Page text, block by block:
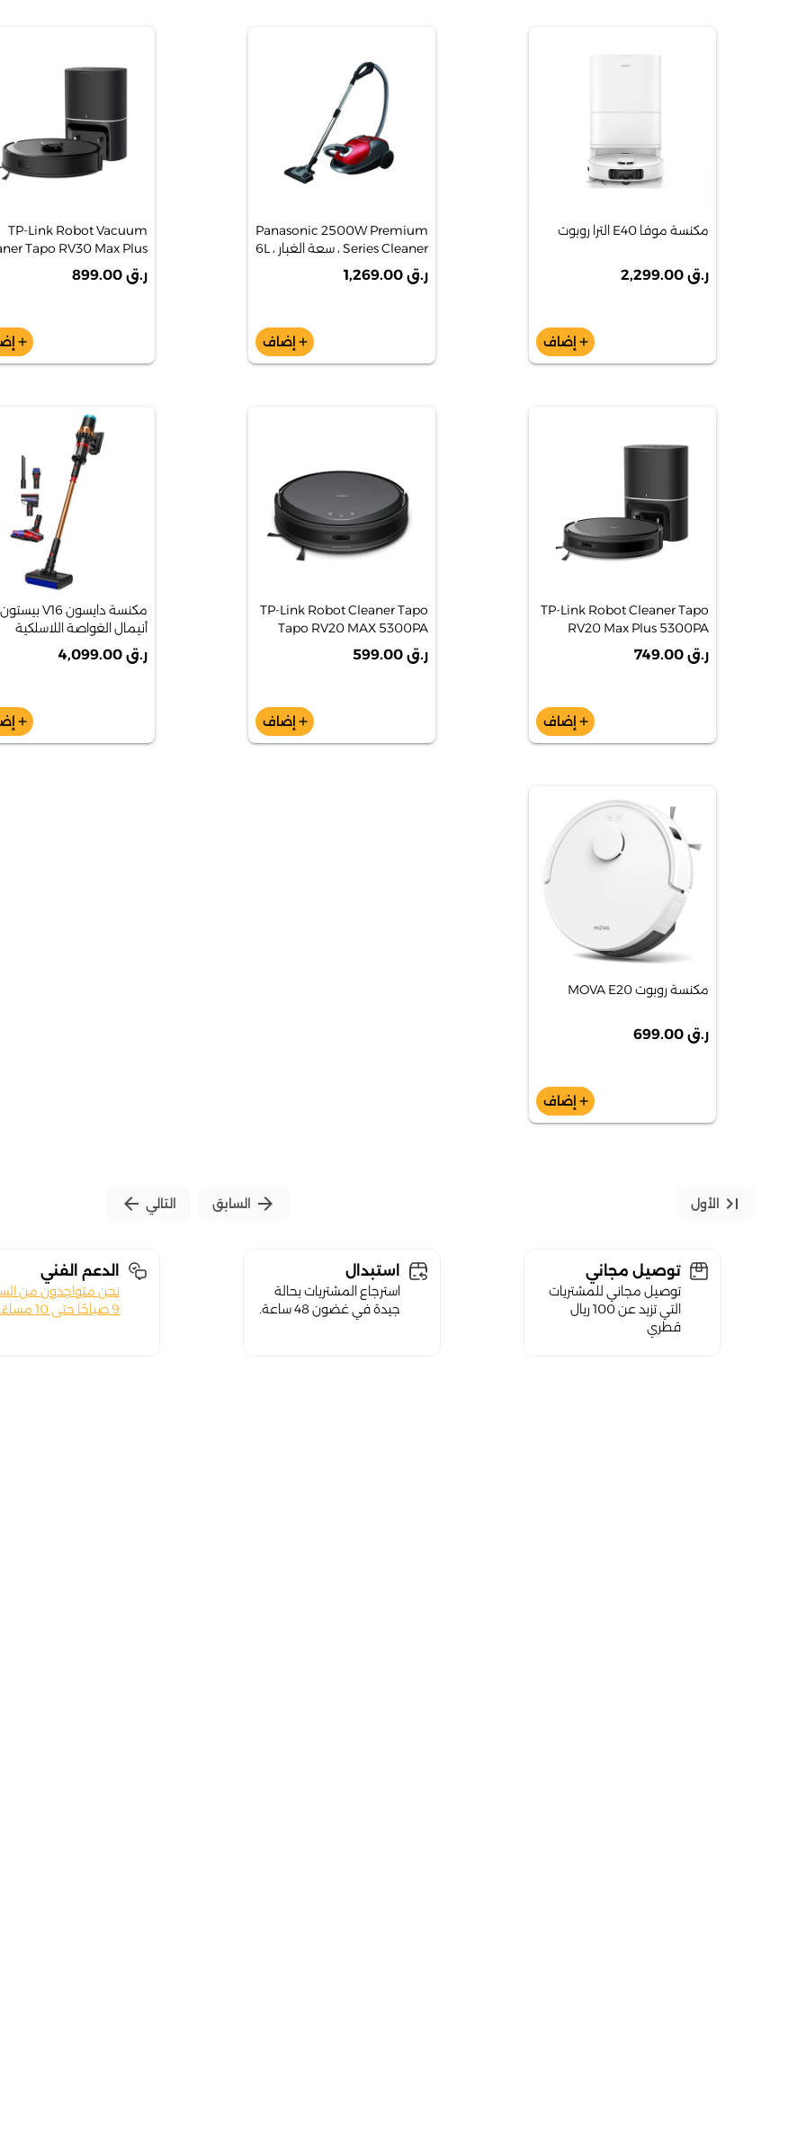
مكنسة موفا E40 الترا روبوت
ر.ق 2,299.00
add إضاف
Panasonic 2500W Premium
Series Cleaner ، سعة الغبار 6L ،
Red - MC -CJ919R747
ر.ق 1,269.00
add إضاف
TP-Link Robot Vacuum
Tapo RV30 Max Plus
5300PA Hyper Saction
Robot Vacuum & Mop +
ر.ق 899.00
add
TP-Link Robot Cleaner Tapo
RV20 Max Plus 5300PA
Saction Magslim ™ Lidar
Mavigation Robot Vacuum
ر.ق 749.00
add إضاف
TP-Link Robot Cleaner Tapo
Tapo RV20 MAX 5300PA
شفط MAGSLIM ™ LIDAR
MAVIGINE ROBOT
ر.ق 599.00
add إضاف
مكنسة دايسون V16 بيستون
أنيمال الغواصة اللاسلكية
للاستخدام الرطب والجاف
ر.ق 4,099.00
add
مكنسة روبوت MOVA E20
ر.ق 699.00
add إضاف
last_page الأول arrow_forward السابق التالي arrow_back
توصيل مجاني
توصيل مجاني للمشتريات
التي تزيد عن 100 ريال
قطري
استبدال
استرجاع المشتريات بحالة
جيدة في غضون 48 ساعة.
الدعم الفني
نحن متواجدون من
9 صباحًا حتى 10 مساءً.